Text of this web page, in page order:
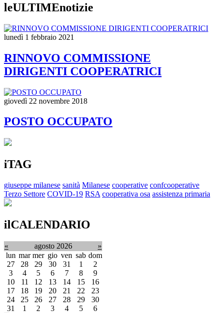
leULTIMEnotizie
lunedì 1 febbraio 2021
RINNOVO COMMISSIONE
DIRIGENTI COOPERATRICI
giovedì 22 novembre 2018
POSTO OCCUPATO
iTAG
giuseppe milanese sanità Milanese cooperative confcooperative
Terzo Settore COVID-19 RSA cooperativa osa assistenza primaria
ilCALENDARIO
« agosto 2026
»
lun mar mer gio ven sab dom
27
28 29 30 31 1
2
3
4 5 6 7 8
9
10
11 12 13 14 15
16
17
18 19 20 21 22
23
24
25 26 27 28 29
30
31
1 2 3 4 5 6